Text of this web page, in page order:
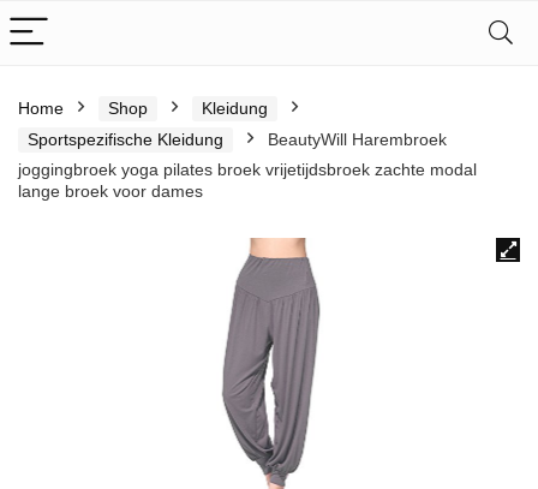
Home Shop
Kleidung
Sportspezifische Kleidung
BeautyWill Harembroek
joggingbroek yoga pilates broek vrijetijdsbroek zachte modal
lange broek voor dames